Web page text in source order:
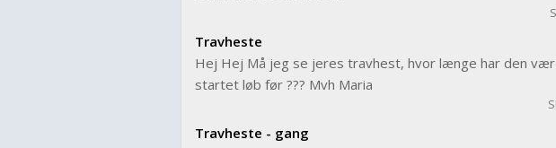
Travheste
Hej Hej Må jeg se jeres travhest, hvor længe har den
startet løb før ??? Mvh Maria
Travheste - gang